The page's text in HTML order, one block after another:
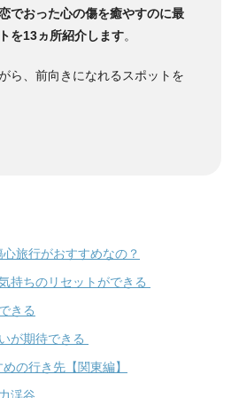
でおった心の傷を癒やすのに最
を13ヵ所紹介します。
ら、前向きになれるスポットを
旅行がおすすめなの？
持ちのリセットができる
きる
が期待できる
の行き先【関東編】
渓谷